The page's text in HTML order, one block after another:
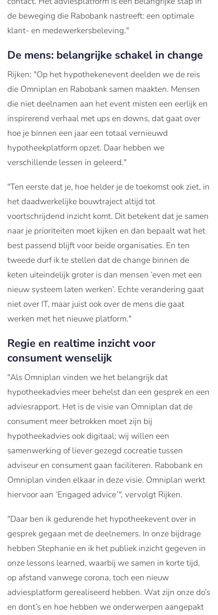
de beweging die Rabobank nastreeft: een optimale
klant- en medewerkersbeleving."
De mens: belangrijke schakel in change
Rijken: "Op het hypothekenevent deelden we de reis
die Omniplan en Rabobank samen maakten. Mensen
die niet deelnamen aan het event misten een eerlijk en
inspirerend verhaal met ups en downs, dat gaat over
hoe je binnen een jaar een totaal vernieuwd
hypotheekplatform opzet. Daar hebben we
verschillende lessen in geleerd."
"Ten eerste dat je, hoe helder je de toekomst ook ziet, in
het daadwerkelijke bouwtraject altijd tot
voortschrijdend inzicht komt. Dit betekent dat je samen
naar je prioriteiten moet kijken en dan bepaalt wat het
best passend blijft voor beide organisaties. En ten
tweede durf ik te stellen dat de change binnen de
keten uiteindelijk groter is dan mensen ‘even met een
nieuw systeem laten werken’. Echte verandering gaat
niet over IT, maar juist ook over de mens die gaat
werken met het nieuwe platform."
Regie en realtime inzicht voor
consument wenselijk
"Als Omniplan vinden we het belangrijk dat
hypotheekadvies meer behelst dan een gesprek en een
adviesrapport. Het is de visie van Omniplan dat de
consument meer betrokken moet zijn bij
hypotheekadvies ook digitaal; wij willen een
samenwerking of liever gezegd cocreatie tussen
adviseur en consument gaan faciliteren. Rabobank en
Omniplan vinden elkaar in deze visie. Omniplan werkt
hiervoor aan ‘Engaged advice’", vervolgt Rijken.
"Daar ben ik gedurende het hypotheekevent over in
gesprek gegaan met de deelnemers. In onze bijdrage
hebben Stephanie en ik het publiek inzicht gegeven in
onze lessons learned, waarbij we samen in korte tijd,
op afstand vanwege corona, toch een nieuw
adviesplatform gerealiseerd hebben. Wat zijn onze do’s
en dont’s en hoe hebben we onderwerpen aangepakt